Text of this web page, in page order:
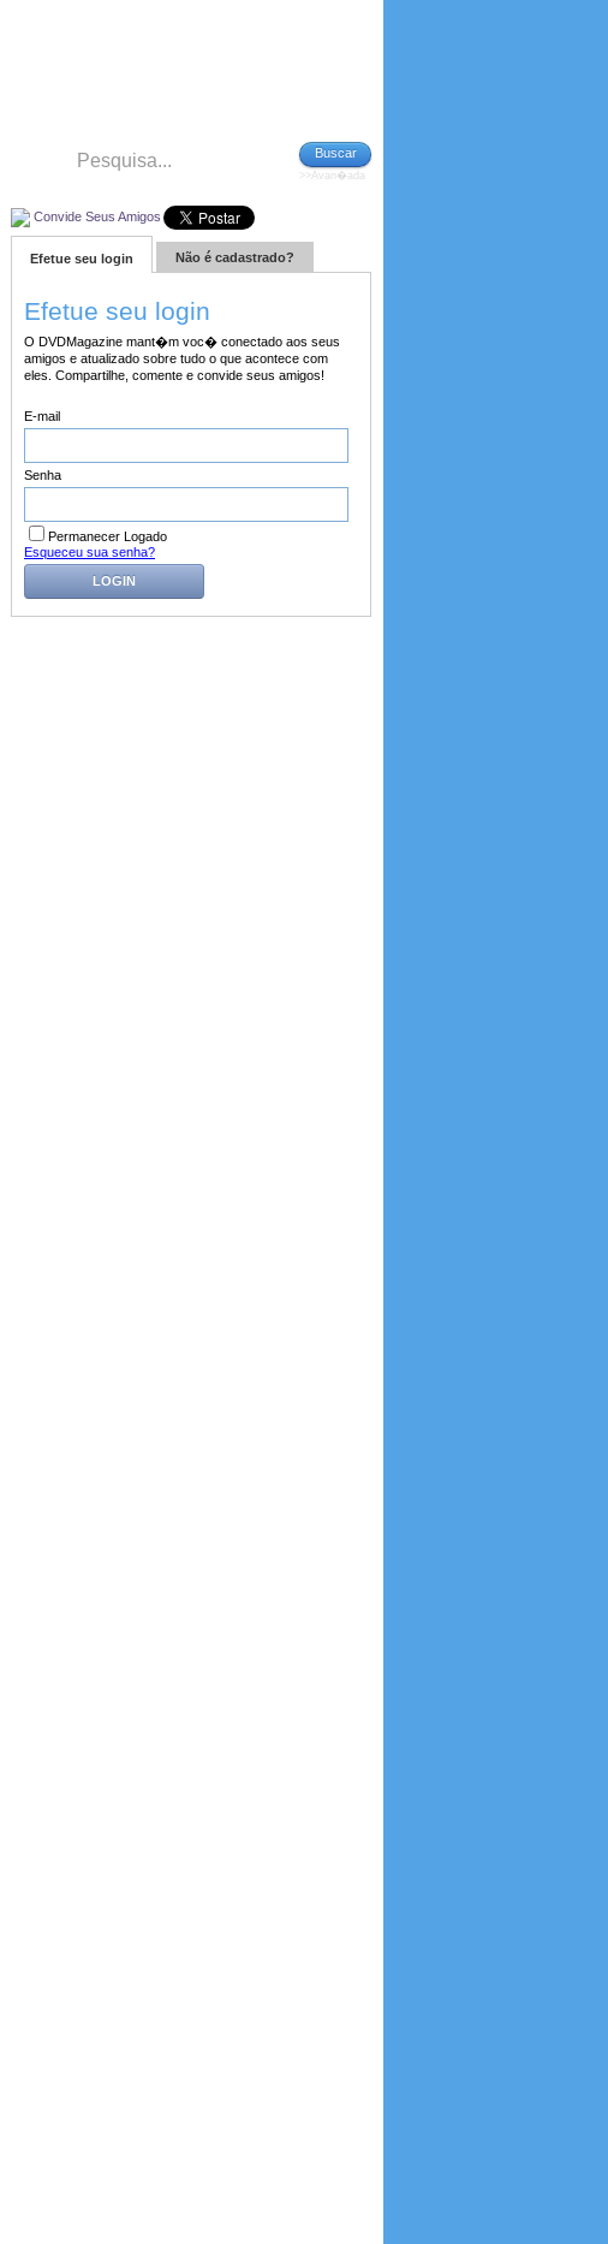
Buscar
>>Avan�ada
Convide Seus Amigos
Efetue seu login Não é cadastrado?
Efetue seu login
O DVDMagazine mant�m voc� conectado aos seus
amigos e atualizado sobre tudo o que acontece com
eles. Compartilhe, comente e convide seus amigos!
E-mail
Senha
Permanecer Logado
Esqueceu sua senha?
LOGIN